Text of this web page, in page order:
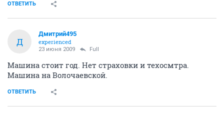
ОТВЕТИТЬ
Д
Дмитрий495
experienced
23 июня 2009 Full
Машина стоит год. Нет страховки и техосмтра.
Машина на Волочаевской.
ОТВЕТИТЬ